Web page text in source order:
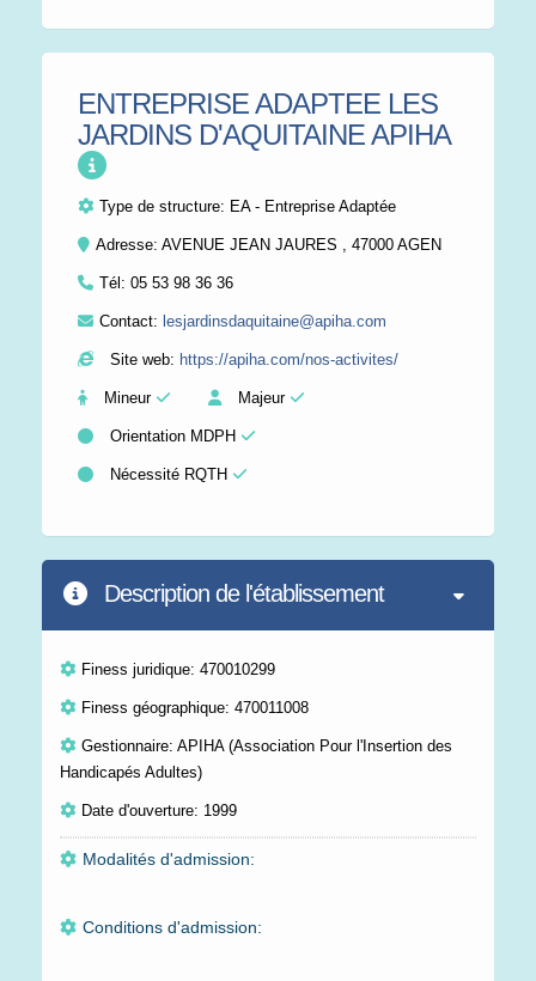
ENTREPRISE ADAPTEE LES
JARDINS D'AQUITAINE APIHA
Type de structure: EA - Entreprise Adaptée
Adresse: AVENUE JEAN JAURES , 47000 AGEN
Tél: 05 53 98 36 36
Contact: lesjardinsdaquitaine@apiha.com
Site web: https://apiha.com/nos-activites/
Mineur Majeur
Orientation MDPH
Nécessité RQTH
Description de l'établissement
Finess juridique: 470010299
Finess géographique: 470011008
Gestionnaire: APIHA (Association Pour l'Insertion des
Handicapés Adultes)
Date d'ouverture: 1999
Modalités d'admission:
Conditions d'admission: